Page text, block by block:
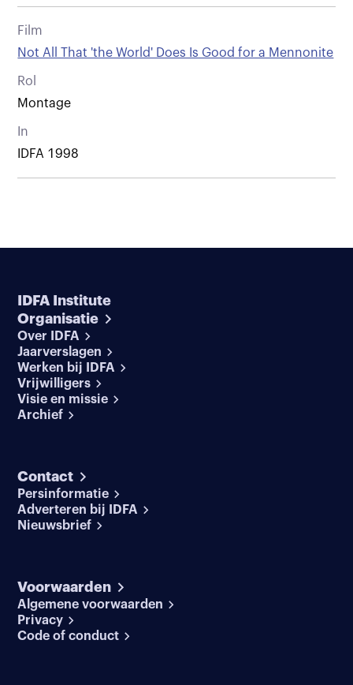
Film
Not All That 'the World' Does Is Good for a Mennonite
Rol
Montage
In
IDFA 1998
IDFA Institute
Organisatie
Over IDFA
Jaarverslagen
Werken bij IDFA
Vrijwilligers
Visie en missie
Archief
Contact
Persinformatie
Adverteren bij IDFA
Nieuwsbrief
Voorwaarden
Algemene voorwaarden
Privacy
Code of conduct